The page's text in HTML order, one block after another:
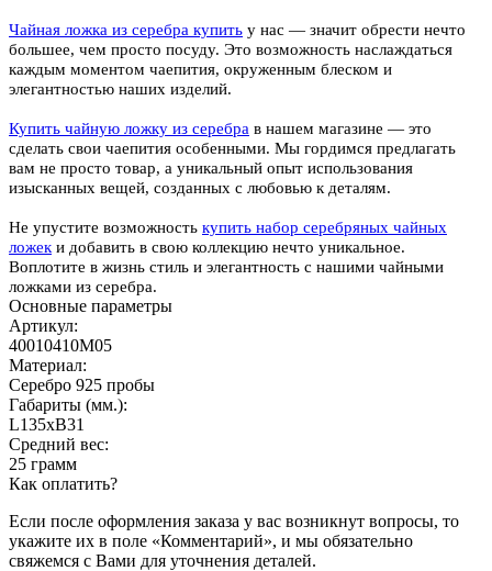
Чайная ложка из серебра купить у нас — значит обрести нечто
большее, чем просто посуду. Это возможность наслаждаться
каждым моментом чаепития, окруженным блеском и
элегантностью наших изделий.
Купить чайную ложку из серебра в нашем магазине — это
сделать свои чаепития особенными. Мы гордимся предлагать
вам не просто товар, а уникальный опыт использования
изысканных вещей, созданных с любовью к деталям.
Не упустите возможность купить набор серебряных чайных
ложек и добавить в свою коллекцию нечто уникальное.
Воплотите в жизнь стиль и элегантность с нашими чайными
ложками из серебра.
Основные параметры
Артикул:
40010410М05
Материал:
Серебро 925 пробы
Габариты (мм.):
L135хB31
Средний вес:
25 грамм
Как оплатить?
Если после оформления заказа у вас возникнут вопросы, то
укажите их в поле «Комментарий», и мы обязательно
свяжемся с Вами для уточнения деталей.